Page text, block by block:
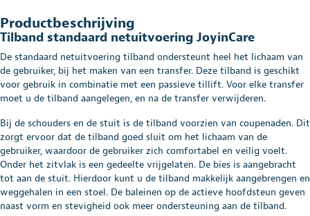
Productbeschrijving
Tilband standaard netuitvoering JoyinCare
De standaard netuitvoering tilband ondersteunt heel het lichaam van
de gebruiker, bij het maken van een transfer. Deze tilband is geschikt
voor gebruik in combinatie met een passieve tillift. Voor elke transfer
moet u de tilband aangelegen, en na de transfer verwijderen.
Bij de schouders en de stuit is de tilband voorzien van coupenaden. Dit
zorgt ervoor dat de tilband goed sluit om het lichaam van de
gebruiker, waardoor de gebruiker zich comfortabel en veilig voelt.
Onder het zitvlak is een gedeelte vrijgelaten. De bies is aangebracht
tot aan de stuit. Hierdoor kunt u de tilband makkelijk aangebrengen en
weggehalen in een stoel. De baleinen op de actieve hoofdsteun geven
naast vorm en stevigheid ook meer ondersteuning aan de tilband.